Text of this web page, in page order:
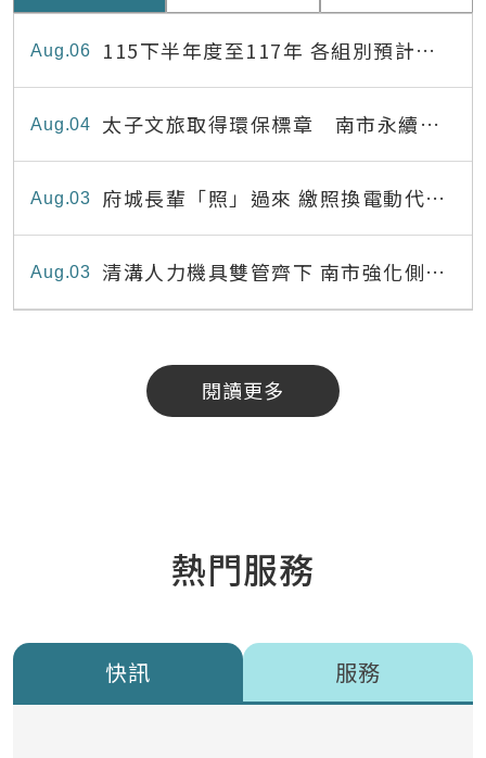
06
Aug
115下半年度至117年 各組別預計出
缺員額表
04
Aug
太子文旅取得環保標章 南市永續旅
宿達22家
03
Aug
府城長輩「照」過來 繳照換電動代步
最高補助8,000元
03
Aug
清溝人力機具雙管齊下 南市強化側溝
清疏效能
閱讀更多
熱門服務
快訊 服務